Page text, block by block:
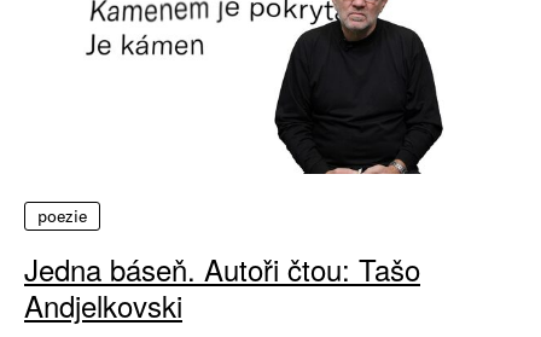
poezie
Jedna báseň. Autoři čtou: Tašo
Andjelkovski